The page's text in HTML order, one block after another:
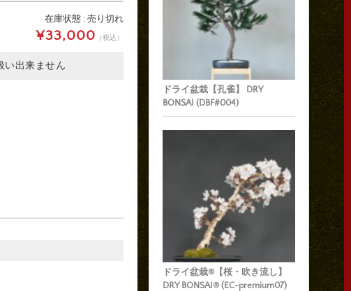
在庫状態 : 売り切れ
¥33,000 （税込）
い出来ません
ドライ盆栽【孔雀】 DRY
BONSAI (DBF#004)
ドライ盆栽®【桜・吹き流し】
DRY BONSAI® (EC-premium07)